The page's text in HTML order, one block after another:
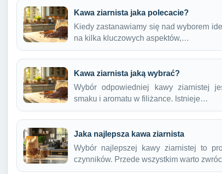
Kawa ziarnista jaka polecacie?
Kiedy zastanawiamy się nad wyborem
na kilka kluczowych aspektów,…
Kawa ziarnista jaką wybrać?
Wybór odpowiedniej kawy ziarnistej
smaku i aromatu w filiżance. Istnieje…
Jaka najlepsza kawa ziarnista
Wybór najlepszej kawy ziarnistej to
czynników. Przede wszystkim warto